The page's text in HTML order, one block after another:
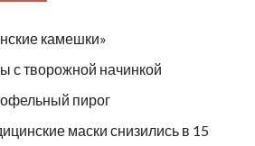
камешки»
с творожной начинкой
пирог
маски снизились в 15